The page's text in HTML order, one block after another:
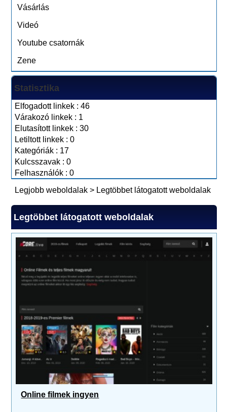
Vásárlás
Videó
Youtube csatornák
Zene
Statisztika
Elfogadott linkek : 46
Várakozó linkek : 1
Elutasított linkek : 30
Letiltott linkek : 0
Kategóriák : 17
Kulcsszavak : 0
Felhasználók : 0
Legjobb weboldalak > Legtöbbet látogatott weboldalak
Legtöbbet látogatott weboldalak
Online filmek ingyen